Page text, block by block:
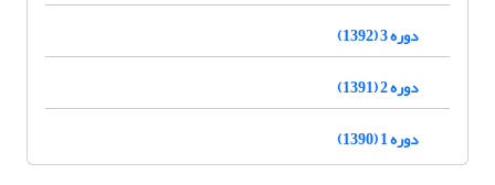
دوره 3 (1392)
دوره 2 (1391)
دوره 1 (1390)